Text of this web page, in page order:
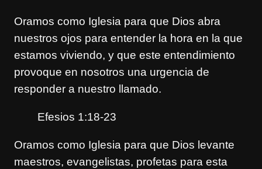
Oramos como Iglesia para que Dios abra
nuestros ojos para entender la hora en la que
estamos viviendo, y que este entendimiento
provoque en nosotros una urgencia de
responder a nuestro llamado.
Efesios 1:18-23
Oramos como Iglesia para que Dios levante
maestros, evangelistas, profetas para esta